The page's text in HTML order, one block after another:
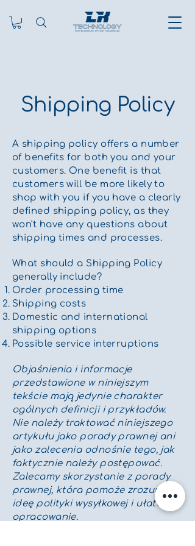
Shipping Policy
A shipping policy offers a number
of benefits for both you and your
customers. One benefit is that
customers will be more likely to
shop with you if you have a clearly
defined shipping policy, as they
won't have any questions about
shipping times and processes.
What should a Shipping Policy
generally include?
Order processing time
Shipping costs
Domestic and international
shipping options
Possible service interruptions
Objaśnienia i informacje
przedstawione w niniejszym
tekście mają jedynie charakter
ogólnych definicji i przykładów.
Nie należy traktować niniejszego
artykułu jako porady prawnej ani
jako zalecenia odnośnie tego, jak
faktycznie należy postępować.
Zalecamy skorzystanie z porady
prawnej, która pomoże zrozumieć
ideę polityki wysyłkowej i ułatwi jej
opracowanie.